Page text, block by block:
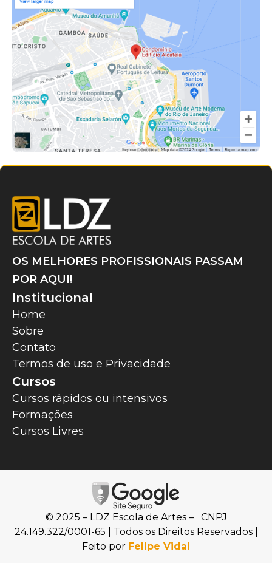
OS MELHORES PROFISSIONAIS PASSAM
POR AQUI!
Institucional
Home
Sobre
Contato
Termos de uso e Privacidade
Cursos
Cursos rápidos ou intensivos
Formações
Cursos Livres
© 2025 – LDZ Escola de Artes – CNPJ
24.149.322/0001-65 | Todos os Direitos Reservados |
Feito por Felipe Vidal